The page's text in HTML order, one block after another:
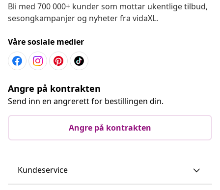
Bli med 700 000+ kunder som mottar ukentlige tilbud,
sesongkampanjer og nyheter fra vidaXL.
Våre sosiale medier
Angre på kontrakten
Send inn en angrerett for bestillingen din.
Angre på kontrakten
Kundeservice